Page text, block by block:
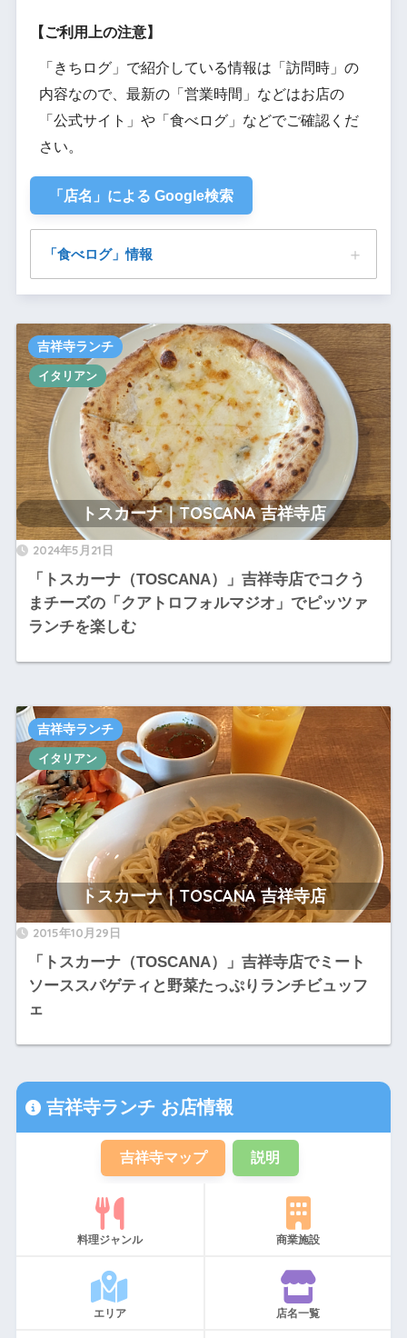
【ご利用上の注意】
「きちログ」で紹介している情報は「訪問時」の
内容なので、最新の「営業時間」などはお店の
「公式サイト」や「食べログ」などでご確認くだ
さい。
「店名」による Google検索
「食べログ」情報
2024年5月21日
「トスカーナ（TOSCANA）」吉祥寺店でコクう
まチーズの「クアトロフォルマジオ」でピッツァ
ランチを楽しむ
トスカーナ｜TOSCANA 吉祥寺店
吉祥寺ランチ
イタリアン
2015年10月29日
「トスカーナ（TOSCANA）」吉祥寺店でミート
ソーススパゲティと野菜たっぷりランチビュッフ
ェ
トスカーナ｜TOSCANA 吉祥寺店
吉祥寺ランチ
イタリアン
吉祥寺ランチ お店情報
吉祥寺マップ 説明
料理ジャンル 商業施設
エリア 店名一覧